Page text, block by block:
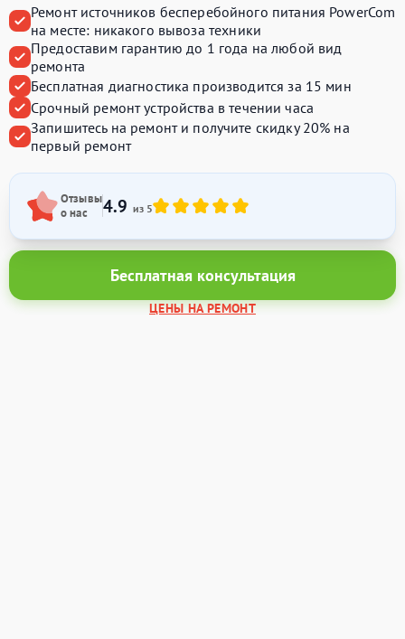
Ремонт источников бесперебойного питания PowerCom
на месте: никакого вывоза техники
Предоставим гарантию до 1 года на любой вид
ремонта
Бесплатная диагностика производитсяза 15 мин
Срочный ремонт устройства в течении часа
Запишитесь на ремонт и получите скидку 20% на
первый ремонт
Отзывы
о нас
4.9 из 5
Бесплатная консультация
ЦЕНЫ НА РЕМОНТ